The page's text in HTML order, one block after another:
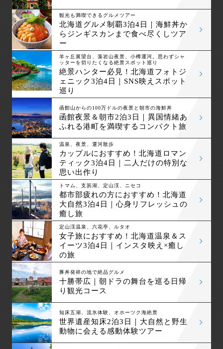
観光も満喫できるグルメツアー
北海道グルメ制覇3泊4日｜海鮮丼か
らジンギスカンまで食べ尽くしツア
ー
羊ヶ丘展望台、藻岩山夜景、小樽運河。思わずシャ
ッターを切りたくなる絶景スポット巡り
絶景ハンター必見！北海道フォトジ
ェニック3泊4日｜SNS映えスポット
巡り
函館山からの100万ドルの夜景と朝市の海鮮丼
函館夜景＆朝市2泊3日｜異国情緒あ
ふれる港町を満喫するコンパクト旅
温泉、夜景、運河散歩
カップルにおすすめ！北海道ロマン
ティック3泊4日｜二人だけの特別な
思い出作り
トマム、支笏湖、定山渓、ニセコ
都市部疲れの方におすすめ！北海道
大自然3泊4日｜心身リフレッシュの
癒し旅
定山渓温泉、六花亭、ルタオ
女子旅におすすめ！北海道温泉＆ス
イーツ3泊4日｜インスタ映え×癒し
の旅
豚丼発祥の地で絶品グルメ
十勝帯広｜朝ドラの舞台を巡る日帰
り観光コース
知床五湖、流氷体験、オホーツク海絶景
世界遺産知床2泊3日｜大自然と野生
動物に会える感動体験ツアー